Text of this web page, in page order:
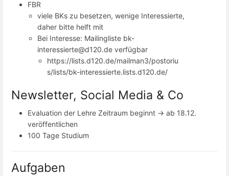
FBR
viele BKs zu besetzen, wenige Interessierte,
daher bitte helft mit
Bei Interesse: Mailingliste bk-
interessierte@d120.de verfügbar
https://lists.d120.de/mailman3/postoriu
s/lists/bk-interessierte.lists.d120.de/
Newsletter, Social Media & Co
Evaluation der Lehre Zeitraum beginnt -> ab 18.12.
veröffentlichen
100 Tage Studium
Aufgaben